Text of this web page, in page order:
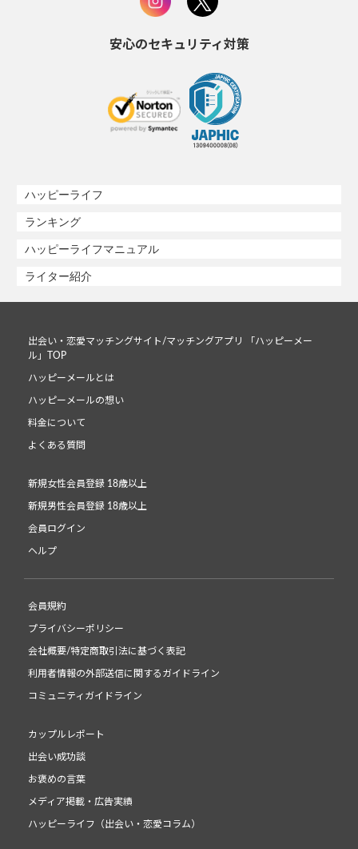
安心のセキュリティ対策
ハッピーライフ
ランキング
ハッピーライフマニュアル
ライター紹介
出会い・恋愛マッチングサイト/マッチングアプリ 「ハッピーメー
ル」TOP
ハッピーメールとは
ハッピーメールの想い
料金について
よくある質問
新規女性会員登録 18歳以上
新規男性会員登録 18歳以上
会員ログイン
ヘルプ
会員規約
プライバシーポリシー
会社概要/特定商取引法に基づく表記
利用者情報の外部送信に関するガイドライン
コミュニティガイドライン
カップルレポート
出会い成功談
お褒めの言葉
メディア掲載・広告実績
ハッピーライフ（出会い・恋愛コラム）